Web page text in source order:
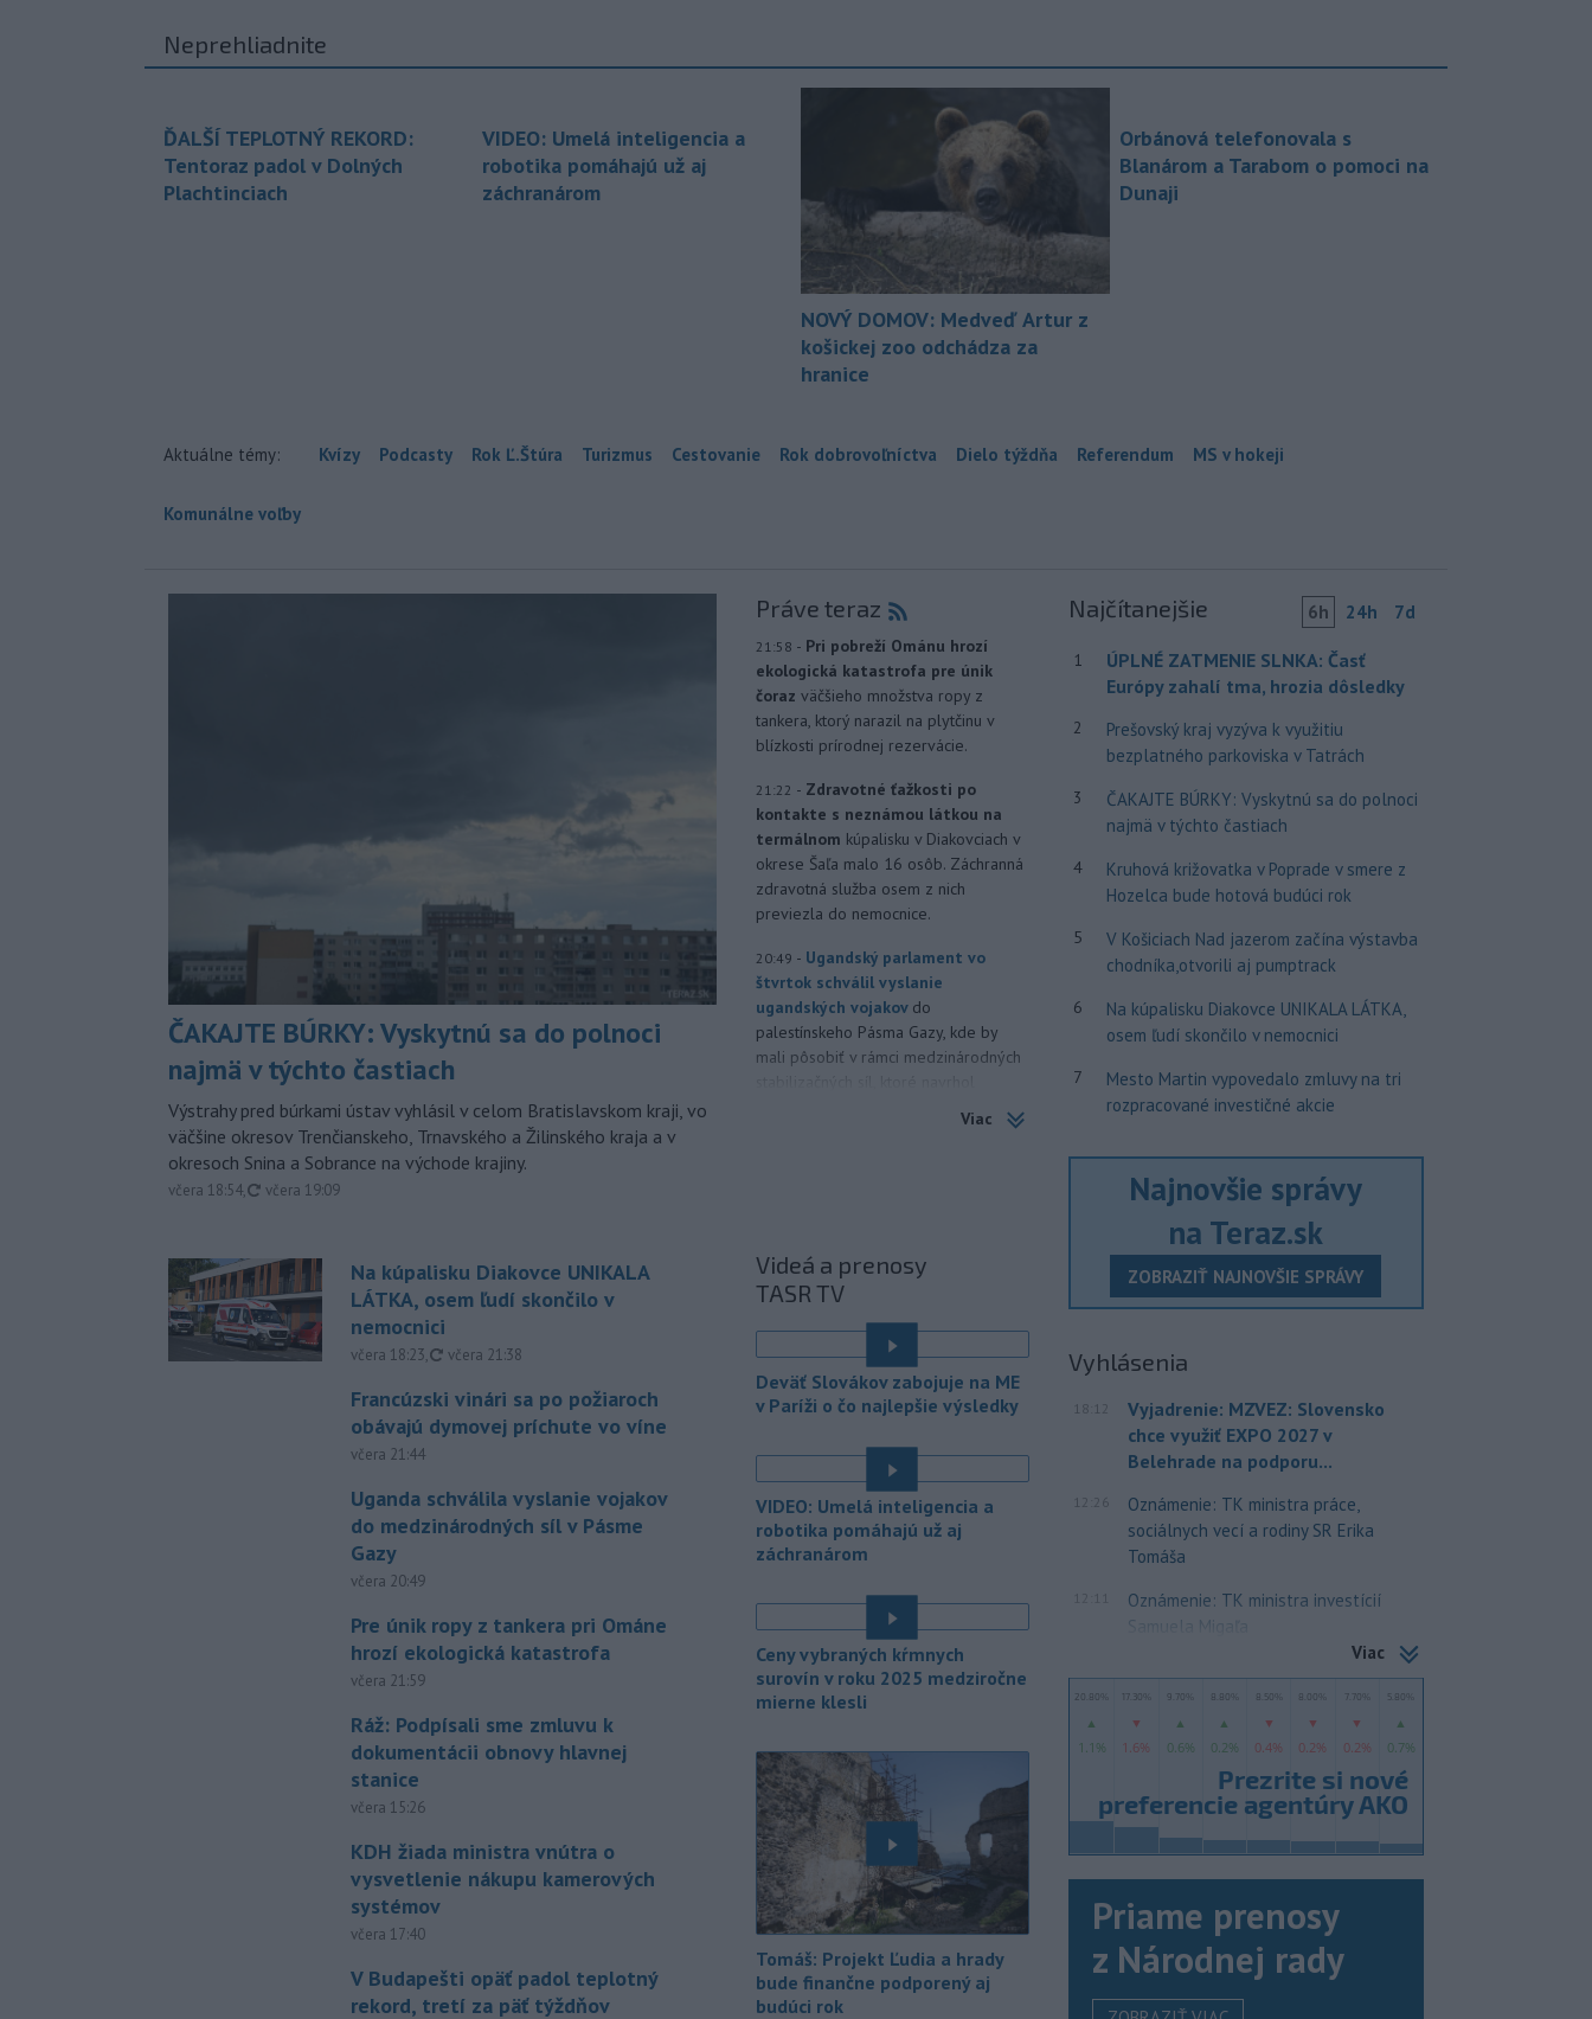
Neprehliadnite
ĎALŠÍ TEPLOTNÝ REKORD:
Tentoraz padol v Dolných
Plachtinciach
VIDEO: Umelá inteligencia a
robotika pomáhajú už aj
záchranárom
NOVÝ DOMOV: Medveď Artur z
košickej zoo odchádza za
hranice
Orbánová telefonovala s
Blanárom a Tarabom o pomoci na
Dunaji
Aktuálne témy: Kvízy Podcasty Rok Ľ.Štúra Turizmus Cestovanie Rok dobrovoľníctva Dielo týždňa Referendum MS v hokeji
Komunálne voľby
ČAKAJTE BÚRKY: Vyskytnú sa do polnoci
najmä v týchto častiach
Výstrahy pred búrkami ústav vyhlásil v celom Bratislavskom kraji, vo
väčšine okresov Trenčianskeho, Trnavského a Žilinského kraja a v
okresoch Snina a Sobrance na východe krajiny.
včera 18:54, aktualizované
včera 19:09
Na kúpalisku Diakovce UNIKALA
LÁTKA, osem ľudí skončilo v
nemocnici
včera 18:23, aktualizované
včera 21:38
Francúzski vinári sa po požiaroch
obávajú dymovej príchute vo víne
včera 21:44
Uganda schválila vyslanie vojakov
do medzinárodných síl v Pásme
Gazy
včera 20:49
Pre únik ropy z tankera pri Ománe
hrozí ekologická katastrofa
včera 21:59
Ráž: Podpísali sme zmluvu k
dokumentácii obnovy hlavnej
stanice
včera 15:26
KDH žiada ministra vnútra o
vysvetlenie nákupu kamerových
systémov
včera 17:40
V Budapešti opäť padol teplotný
rekord, tretí za päť týždňov
Práve teraz
21:58 - Pri pobreží Ománu hrozí
ekologická katastrofa pre únik
čoraz väčšieho množstva ropy z
tankera, ktorý narazil na plytčinu v
blízkosti prírodnej rezervácie.
21:22 - Zdravotné ťažkosti po
kontakte s neznámou látkou na
termálnom kúpalisku v Diakovciach v
okrese Šaľa malo 16 osôb. Záchranná
zdravotná služba osem z nich
previezla do nemocnice.
20:49 - Ugandský parlament vo
štvrtok schválil vyslanie
ugandských vojakov do
palestínskeho Pásma Gazy, kde by
mali pôsobiť v rámci medzinárodných
po jeho neúspešnom pláne.
Vo štvrtok do polnoci treba
najmä na západe a severozápade
Slovenska počítať s búrkami.
Slovenský hydrometeorologický ústav
(SHMÚ) vydal výstrahy prvého stupňa.
Platia aj v okresoch Snina a Sobrance.
18:19 - Polícia v súčinnosti s ďalšími
záchrannými zložkami zasahuje
termálnom kúpalisku v Diakovciach.
Bratislave, Komárne a Štúrove v
prvom polroku 2026 zaznamenali
spolu 1827 pristátí osobných
kajutových a výletných plavidiel.
amerického Senátu vo štvrtok
označil lekára Anthonyho Fauciho za
osobu brániacu vyšetrovacím
právomociam Kongresu.
17:14
Jemenskí povstalci húsíovia
vo štvrtok pri raketových a
dronovýchútokoch zabili najmenej 38
príslušníkov vládnych síl a ďalších 29
zranili, uviedli pre agentúru AFP
zdroje zo zdravotníckych služieb.
Viac
Videá a prenosy
TASR TV
Deväť Slovákov zabojuje na ME
v Paríži o čo najlepšie výsledky
VIDEO: Umelá inteligencia a
robotika pomáhajú už aj
záchranárom
Ceny vybraných kŕmnych
surovín v roku 2025 medziročne
mierne klesli
Tomáš: Projekt Ľudia a hrady
bude finančne podporený aj
budúci rok
Najčítanejšie 6h 24h 7d
1
ÚPLNÉ ZATMENIE SLNKA: Časť
Európy zahalí tma, hrozia dôsledky
2
Prešovský kraj vyzýva k využitiu
bezplatného parkoviska v Tatrách
3
ČAKAJTE BÚRKY: Vyskytnú sa do polnoci
najmä v týchto častiach
4
Kruhová križovatka v Poprade v smere z
Hozelca bude hotová budúci rok
5
V Košiciach Nad jazerom začína výstavba
chodníka,otvorili aj pumptrack
6
Na kúpalisku Diakovce UNIKALA LÁTKA,
osem ľudí skončilo v nemocnici
7
Mesto Martin vypovedalo zmluvy na tri
rozpracované investičné akcie
Najnovšie správy
na Teraz.sk
ZOBRAZIŤ NAJNOVŠIE SPRÁVY
Vyhlásenia
18:12
Vyjadrenie: MZVEZ: Slovensko
chce využiť EXPO 2027 v
Belehrade na podporu...
12:26
Oznámenie: TK ministra práce,
sociálnych vecí a rodiny SR Erika
Tomáša
Oznámenie: TK ministra investícií
Samuela Migaľa
Viac
Priame prenosy
z Národnej rady